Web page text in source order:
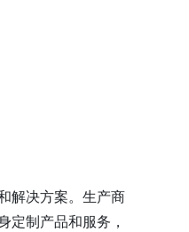
解决方案。生产商
制产品和服务，